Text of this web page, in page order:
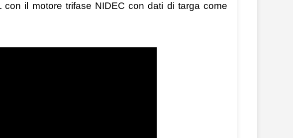
con il motore trifase NIDEC con dati di targa come